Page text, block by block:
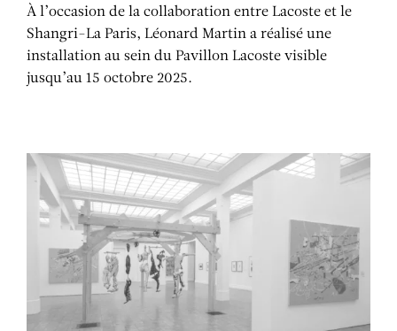
À l’occasion de la collaboration entre Lacoste et le
Shangri-La Paris, Léonard Martin a réalisé une
installation au sein du Pavillon Lacoste visible
jusqu’au 15 octobre 2025.